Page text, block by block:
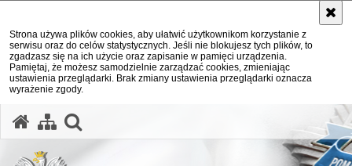
Strona używa plików cookies, aby ułatwić użytkownikom korzystanie z
serwisu oraz do celów statystycznych. Jeśli nie blokujesz tych plików, to
zgadzasz się na ich użycie oraz zapisanie w pamięci urządzenia.
Pamiętaj, że możesz samodzielnie zarządzać cookies, zmieniając
ustawienia przeglądarki. Brak zmiany ustawienia przeglądarki oznacza
wyrażenie zgody.